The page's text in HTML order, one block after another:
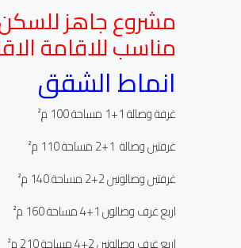
مشروع جاهز
مناسب للاقامة
انماط الشقق
غرفة وصالة 1+1 مساحة 100 م²
غرفتين وصالة 1+2 مساحة 110 م²
غرفتين وصالونين 2+2 مساحة 140 م²
اربع غرف وصالون 1+4 مساحة 160 م²